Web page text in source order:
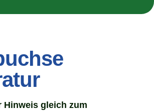
Hinweis gleich zum